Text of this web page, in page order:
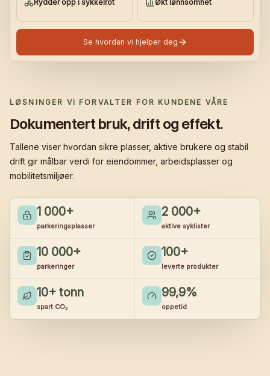
Rydder opp i sykkelrot Økt lønnsomhet
Se hvordan vi hjelper deg
LØSNINGER VI FORVALTER FOR KUNDENE VÅRE
Dokumentert bruk, drift og effekt.
Tallene viser hvordan sikre plasser, aktive brukere og stabil
drift gir målbar verdi for eiendommer, arbeidsplasser og
mobilitetsmiljøer.
1 000+
parkeringsplasser
2 000+
aktive syklister
10 000+
parkeringer
100+
leverte produkter
10+ tonn
spart CO₂
99,9%
oppetid